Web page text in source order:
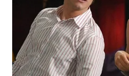
KEPULAUAN
SERIBU
WN
TANGERANG